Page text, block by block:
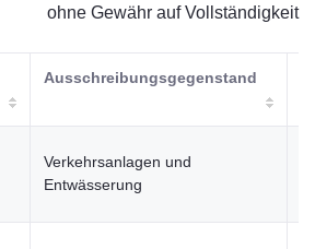
ohne Gewähr auf Vollständigkeit
Ausschreibungsgegenstand
Verkehrsanlagen und
Entwässerung